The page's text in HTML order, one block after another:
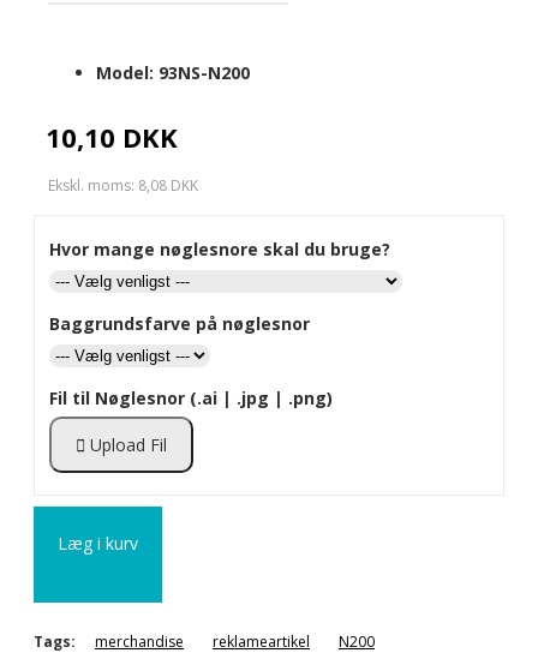
10,10 DKK
Ekskl. moms: 8,08 DKK
Model: 93NS-N200
Hvor mange nøglesnore skal du bruge?
Baggrundsfarve på nøglesnor
Fil til Nøglesnor (.ai | .jpg | .png)
Upload Fil
Læg i kurv
Tags: merchandise reklameartikel N200